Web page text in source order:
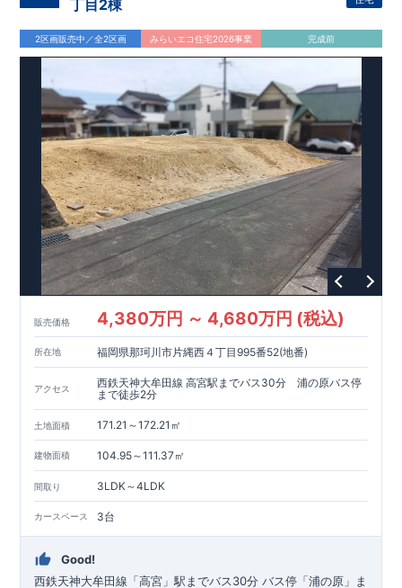
丁目2棟
2区画販売中／全2区画 みらいエコ住宅2026事業 完成前
販売価格 4,380万円 ～ 4,680万円 (税込)
所在地 福岡県那珂川市片縄西４丁目995番52(地番)
アクセス
西鉄天神大牟田線 高宮駅までバス30分 浦の原バス停
まで徒歩2分
土地面積 171.21～172.21㎡
建物面積 104.95～111.37㎡
間取り 3LDK～4LDK
カースペース 3台
Good!
西鉄天神大牟田線「高宮」駅までバス30分 バス停「浦の原」ま